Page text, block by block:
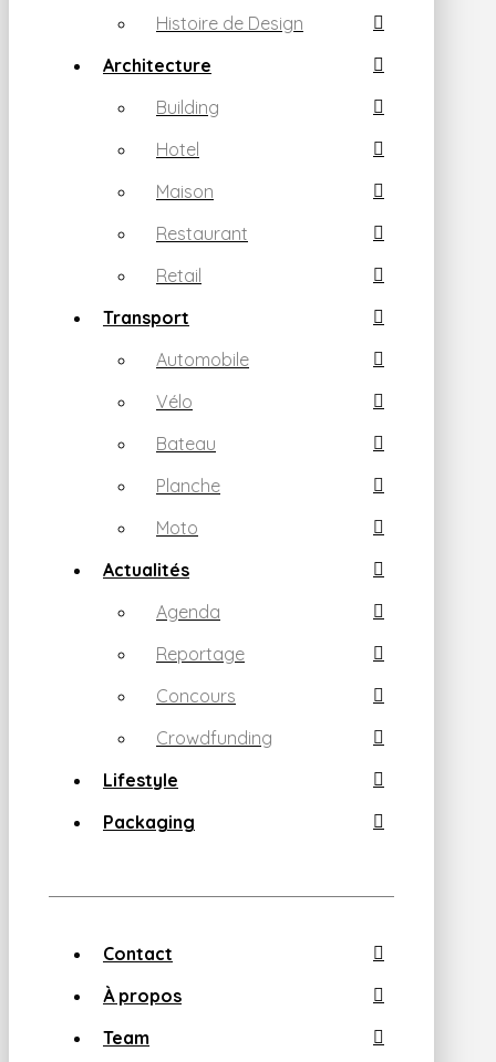
Histoire de Design
Architecture
Building
Hotel
Maison
Restaurant
Retail
Transport
Automobile
Vélo
Bateau
Planche
Moto
Actualités
Agenda
Reportage
Concours
Crowdfunding
Lifestyle
Packaging
Contact
À propos
Team